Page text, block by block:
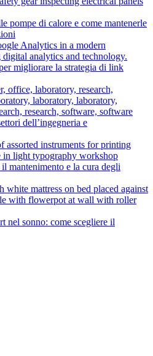
pompe di calore e come mantenerle
migliorare la strategia di link
dell’ingegneria e
mantenimento e la cura degli
nel sonno: come scegliere il